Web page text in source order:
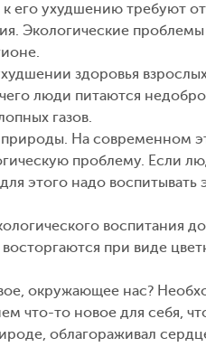
его ухудшению требуют
Экологические
здоровья
чего люди питаются
газов.
На современном
проблему. Если
этого надо воспитывать
воспитания
при виде
окружающее нас?
что-то новое для себя,
облагораживал